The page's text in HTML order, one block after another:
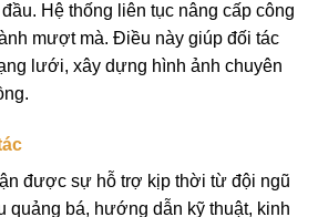
Hệ thống liên tục nâng cấp công
mượt mà. Điều này giúp đối tác
lưới, xây dựng hình ảnh chuyên
được sự hỗ trợ kịp thời từ đội ngũ
quảng bá, hướng dẫn kỹ thuật, kinh